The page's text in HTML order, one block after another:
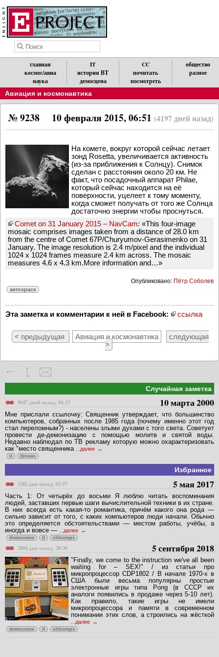
главная
космос/авиа
наука
IT
история ВТ
демосцена
CC
почитать
посмотреть
общество
разное
Авиация и космонавтика
10 февраля 2015, 06:51 (4197 дней назад)
№ 9238
На комете, вокруг которой сейчас летает
зонд Rosetta, увеличивается активность
(из-за приближения к Солнцу). Снимок
сделан с расстояния около 20 км. Не
факт, что посадочный аппарат Philae,
который сейчас находится на её
поверхности, уцелеет к тому моменту,
когда сможет получать от того же Солнца
достаточно энергии чтобы проснуться.
Comet on 31 January 2015 – NavCam: «This four-image
mosaic comprises images taken from a distance of 28.0 km
from the centre of Comet 67P/Churyumov-Gerasimenko on 31
January. The image resolution is 2.4 m/pixel and the individual
1024 x 1024 frames measure 2.4 km across. The mosaic
measures 4.6 x 4.3 km.More information and…»
Опубликовано: Пётр Соболев
aerospace
Эта заметка и комментарии к ней в Facebook: ссылка
< предыдущая Авиация и космонавтика
следующая
>
Случайная заметка
9647 дней назад, 04:23
10 марта 2000
Мне прислали ссылочку: Священник утверждает, что большинство
компьютеров, собранных после 1985 года (почему именно этот год
стал переломным?) - населены злыми духами с того света. Советует
провести де-демонизацию с помощью молитв и святой воды.
Недавно наблюдал по ТВ рекламу которую можно охарактеризовать
как "место священника
...далее
it ibnews
Избранное
3382 дня назад, 01:57
5 мая 2017
Часть 1: От четырёх до восьми Я люблю читать воспоминания
людей, заставших первые шаги вычислительной техники в их стране.
В них всегда есть какая-то романтика, причём какого она рода —
сильно зависит от того, с каких компьютеров люди начали. Обычно
это определяется обстоятельствами — местом работы, учёбы, а
иногда и вовсе —
...далее
demoscene it oldcomps
2894 дня назад, 20:30 5 сентября 2018
"Finally, we come to the instruction we've all been
waiting for – SEX!" / из статьи про
микропроцессор CDP1802 / В начале 1970-х в
США были весьма популярны простые
электронные игры типа Pong (в СССР их
аналоги появились в продаже через 5-10 лет).
Как правило, такие игры не имели
микропроцессора и памяти в современном
понимании этих слов, а строились на жёсткой
...далее
demoscene it oldcomps